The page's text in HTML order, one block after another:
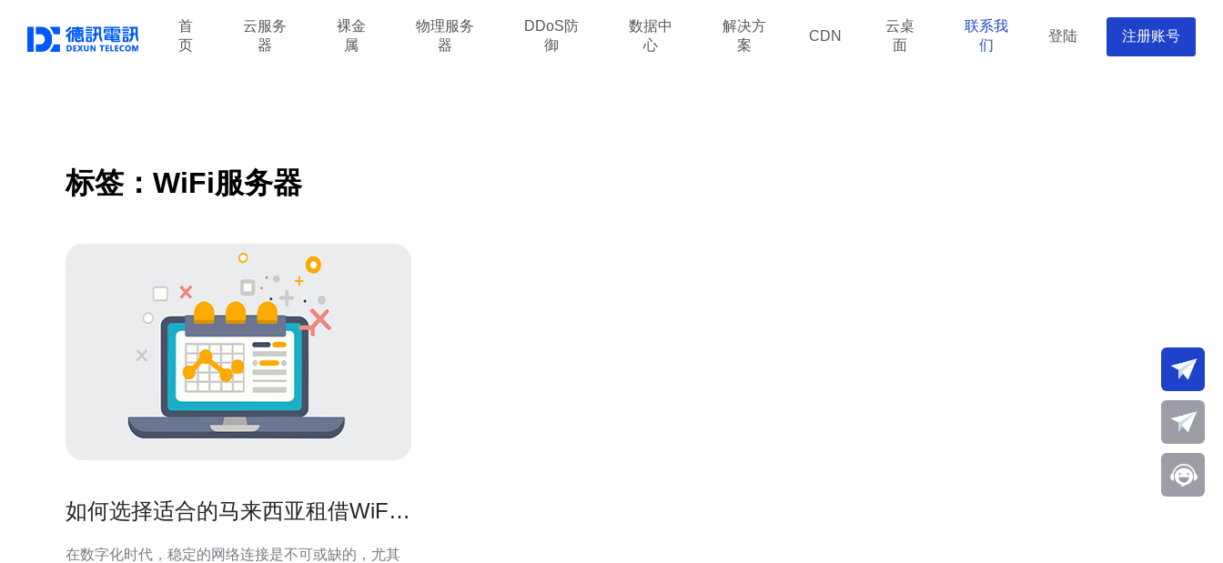
首
页
云服务
器
裸金
属
物理服务
器
DDoS防
御
数据中
心
解决方
案
CDN
云桌
面
联系我
们
登陆 注册账号
标签：WiFi服务器
如何选择适合的马来西亚租借WiFi
在数字化时代，稳定的网络连接是不可或缺的，尤其